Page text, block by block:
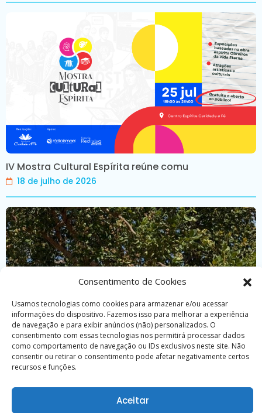
Consentimento de Cookies
Usamos tecnologias como cookies para armazenar e/ou acessar
informações do dispositivo. Fazemos isso para melhorar a experiência
de navegação e para exibir anúncios (não) personalizados. O
consentimento com essas tecnologias nos permitirá processar dados
como comportamento de navegação ou IDs exclusivos neste site. Não
consentir ou retirar o consentimento pode afetar negativamente certos
recursos e funções.
Aceitar
IV Mostra Cultural Espírita reúne comu
18 de julho de 2026